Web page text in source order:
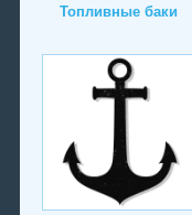
Топливные баки